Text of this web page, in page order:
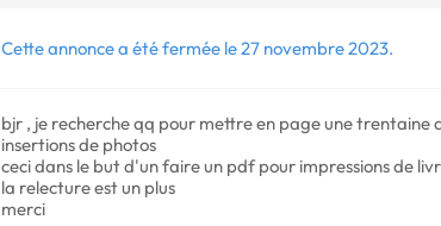
Cette annonce a été fermée le 27 novembre 2023.
bjr , je recherche qq pour mettre en page une
insertions de photos
ceci dans le but d'un faire un pdf pour impressions de
la relecture est un plus
merci